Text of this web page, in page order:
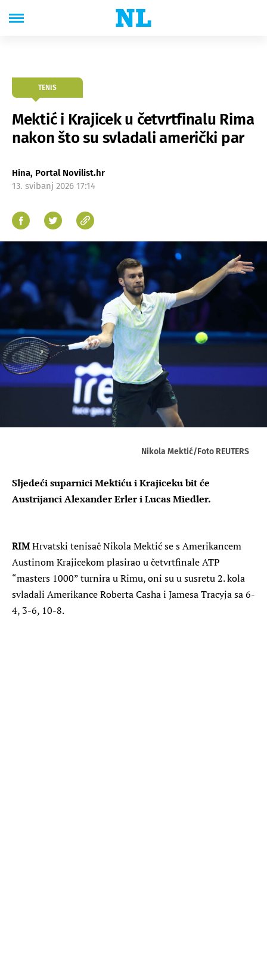
TENIS
Mektić i Krajicek u četvrtfinalu Rima
nakon što su svladali američki par
Hina, Portal Novilist.hr
13. svibanj 2026 17:14
Nikola Mektić/Foto REUTERS
Sljedeći suparnici Mektiću i Krajiceku bit će
Austrijanci Alexander Erler i Lucas Miedler.
RIMHrvatski tenisač Nikola Mektić se s Amerikancem
Austinom Krajicekom plasirao u četvrtfinale ATP
“masters 1000” turnira u Rimu, oni su u susretu 2. kola
svladali Amerikance Roberta Casha i Jamesa Tracyja sa 6-
4, 3-6, 10-8.